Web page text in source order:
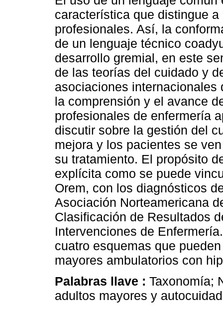
característica que distingue a
profesionales. Así, la
de un lenguaje técnico
desarrollo gremial, en este
de las teorías del cuidado y
asociaciones
la comprensión y el avance
profesionales de enfermería
discutir sobre la gestión del
mejora y los pacientes se
su tratamiento. El propósito
explícita como se puede
Orem, con los diagnósticos
Asociación Norteamericana
Clasificación de Resultados
Intervenciones de
cuatro esquemas que
mayores ambulatorios con
Palabras llave : Taxonomía;
adultos mayores y